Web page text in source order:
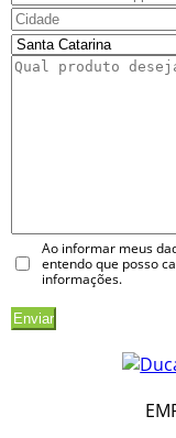
Ao informar meus
entendo que posso
informações.